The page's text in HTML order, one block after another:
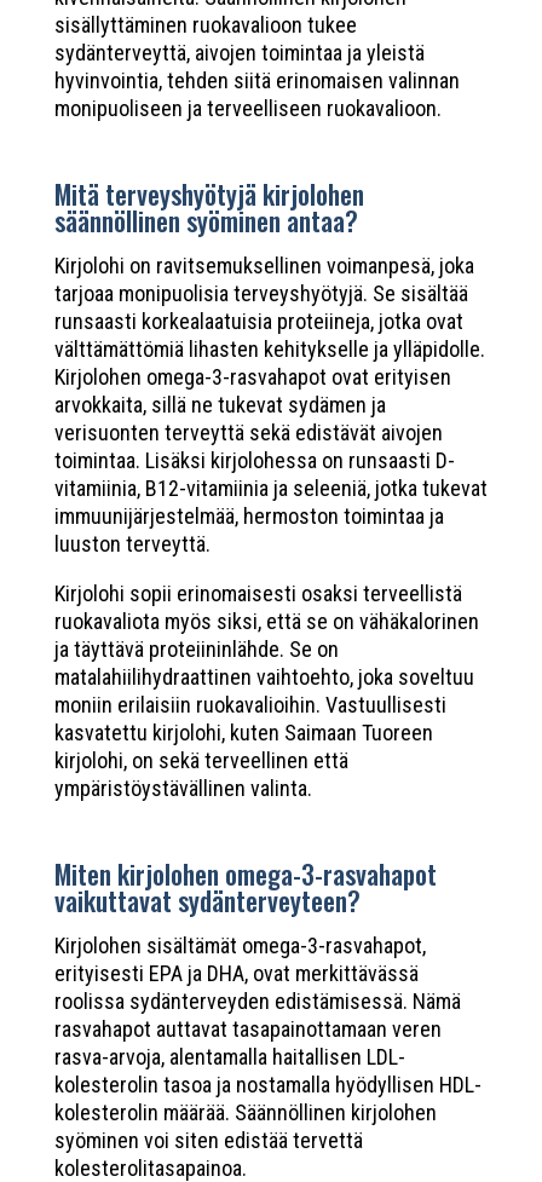
sisällyttäminen ruokavalioon tukee
sydänterveyttä, aivojen toimintaa ja yleistä
hyvinvointia, tehden siitä erinomaisen valinnan
monipuoliseen ja terveelliseen ruokavalioon.
Mitä terveyshyötyjä kirjolohen
säännöllinen syöminen antaa?
Kirjolohi on ravitsemuksellinen voimanpesä, joka
tarjoaa monipuolisia terveyshyötyjä. Se sisältää
runsaasti korkealaatuisia proteiineja, jotka ovat
välttämättömiä lihasten kehitykselle ja ylläpidolle.
Kirjolohen omega-3-rasvahapot ovat erityisen
arvokkaita, sillä ne tukevat sydämen ja
verisuonten terveyttä sekä edistävät aivojen
toimintaa. Lisäksi kirjolohessa on runsaasti D-
vitamiinia, B12-vitamiinia ja seleeniä, jotka tukevat
immuunijärjestelmää, hermoston toimintaa ja
luuston terveyttä.
Kirjolohi sopii erinomaisesti osaksi terveellistä
ruokavaliota myös siksi, että se on vähäkalorinen
ja täyttävä proteiininlähde. Se on
matalahiilihydraattinen vaihtoehto, joka soveltuu
moniin erilaisiin ruokavalioihin. Vastuullisesti
kasvatettu kirjolohi, kuten Saimaan Tuoreen
kirjolohi, on sekä terveellinen että
ympäristöystävällinen valinta.
Miten kirjolohen omega-3-rasvahapot
vaikuttavat sydänterveyteen?
Kirjolohen sisältämät omega-3-rasvahapot,
erityisesti EPA ja DHA, ovat merkittävässä
roolissa sydänterveyden edistämisessä. Nämä
rasvahapot auttavat tasapainottamaan veren
rasva-arvoja, alentamalla haitallisen LDL-
kolesterolin tasoa ja nostamalla hyödyllisen HDL-
kolesterolin määrää. Säännöllinen kirjolohen
syöminen voi siten edistää tervettä
kolesterolitasapainoa.